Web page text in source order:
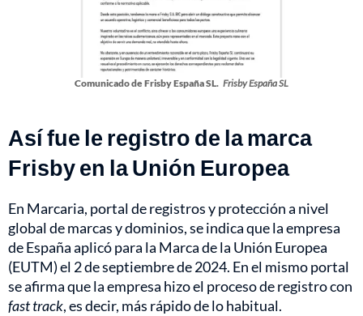
Comunicado de Frisby España SL. Frisby España SL
Así fue le registro de la marca
Frisby en la Unión Europea
En Marcaria, portal de registros y protección a nivel
global de marcas y dominios, se indica que la empresa
de España aplicó para la Marca de la Unión Europea
(EUTM) el 2 de septiembre de 2024. En el mismo portal
se afirma que la empresa hizo el proceso de registro con
fast track, es decir, más rápido de lo habitual.